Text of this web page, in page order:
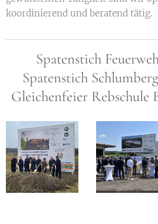
koordinierend und beratend tätig.
Spatenstich
Spatenstich
Gleichenfeier Rebschule